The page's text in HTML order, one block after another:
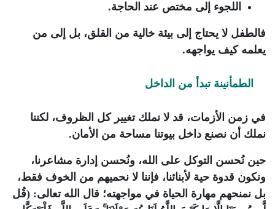
اللجوء إلى مختص عند الحاجة.
فالطفل لا يحتاج إلى بيئة خالية من القلق، بل إلى من
يعلمه كيف يواجهه.
الطمأنينة تبدأ من الداخل
في زمن الأزمات، قد لا نملك تغيير كل الظروف، لكننا
نملك أن نصنع داخل بيوتنا مساحة من الأمان.
حين نُحسن التوكل على الله، ونُحسن إدارة مشاعرنا،
ونكون قدوة حية لأبنائنا، فإننا لا نحميهم من الخوف فقط،
بل نمنحهم مهارة الحياة في مواجهته؛ قال الله تعالى: (قُل